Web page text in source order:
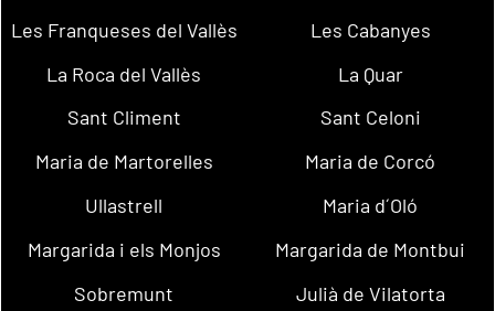
Les Franqueses del Vallès
Les Cabanyes
La Roca del Vallès
La Quar
Sant Climent
Sant Celoni
Maria de Martorelles
Maria de Corcó
Ullastrell
Maria d´Oló
Margarida i els Monjos
Margarida de Montbui
Sobremunt
Julià de Vilatorta